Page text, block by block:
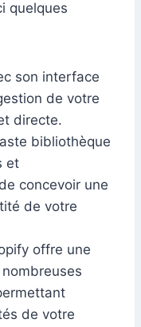
quelques
son interface
de votre
directe.
bibliothèque
et
concevoir une
de votre
offre une
de votre